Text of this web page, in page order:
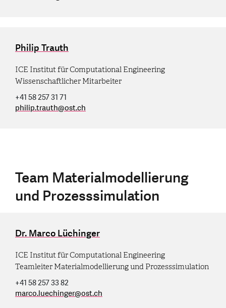
Philip Trauth
ICE Institut für Computational Engineering
Wissenschaftlicher Mitarbeiter
+41 58 257 31 71
philip.trauth@ost.ch
Team Materialmodellierung
und Prozesssimulation
Dr. Marco Lüchinger
ICE Institut für Computational Engineering
Teamleiter Materialmodellierung und Prozesssimulation
+41 58 257 33 82
marco.luechinger@ost.ch